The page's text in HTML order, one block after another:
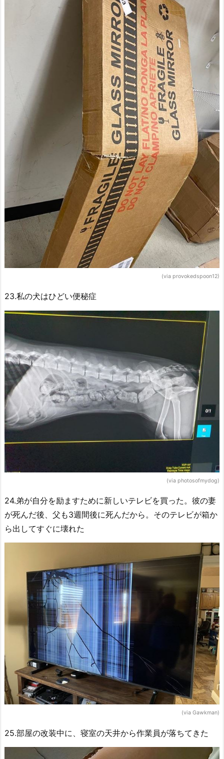
(via provokedspoon12)
23.私の犬はひどい便秘症
(via photosofmydog)
24.弟が自分を励ますために新しいテレビを買った。彼の妻
が死んだ後、父も3週間後に死んだから。そのテレビが箱か
ら出してすぐに壊れた
(via Gawkman)
25.部屋の改装中に、寝室の天井から作業員が落ちてきた